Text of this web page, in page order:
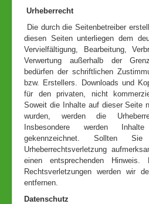
Urheberrecht
Die durch die Seitenbetreiber
diesen Seiten unterliegen dem
Vervielfältigung, Bearbeitung,
Verwertung außerhalb der
bedürfen der schriftlichen
bzw. Erstellers. Downloads und
für den privaten, nicht
Soweit die Inhalte auf dieser Seite
wurden, werden die
Insbesondere werden
gekennzeichnet. Sollten
Urheberrechtsverletzung
einen entsprechenden Hinweis.
Rechtsverletzungen werden wir
entfernen.
Datenschutz